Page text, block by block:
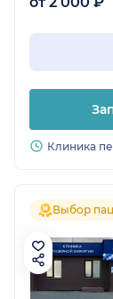
Клиника
Выбор